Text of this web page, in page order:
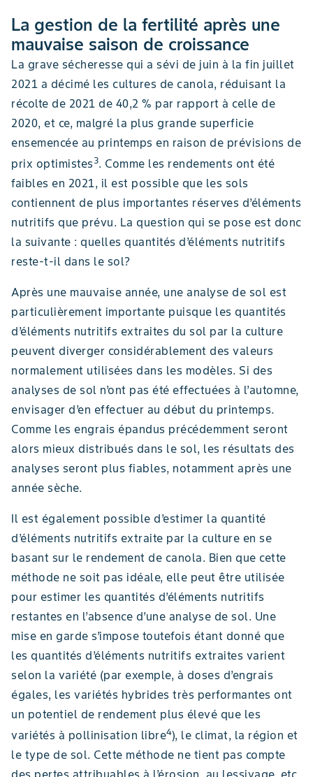
La gestion de la fertilité après une
mauvaise saison de croissance
La grave sécheresse qui a sévi de juin à la fin juillet
2021 a décimé les cultures de canola, réduisant la
récolte de 2021 de 40,2 % par rapport à celle de
2020, et ce, malgré la plus grande superficie
ensemencée au printemps en raison de prévisions de
prix optimistes3. Comme les rendements ont été
faibles en 2021, il est possible que les sols
contiennent de plus importantes réserves d’éléments
nutritifs que prévu. La question qui se pose est donc
la suivante : quelles quantités d’éléments nutritifs
reste-t-il dans le sol?
Après une mauvaise année, une analyse de sol est
particulièrement importante puisque les quantités
d’éléments nutritifs extraites du sol par la culture
peuvent diverger considérablement des valeurs
normalement utilisées dans les modèles. Si des
analyses de sol n’ont pas été effectuées à l’automne,
envisager d’en effectuer au début du printemps.
Comme les engrais épandus précédemment seront
alors mieux distribués dans le sol, les résultats des
analyses seront plus fiables, notamment après une
année sèche.
Il est également possible d’estimer la quantité
d’éléments nutritifs extraite par la culture en se
basant sur le rendement de canola. Bien que cette
méthode ne soit pas idéale, elle peut être utilisée
pour estimer les quantités d’éléments nutritifs
restantes en l’absence d’une analyse de sol. Une
mise en garde s’impose toutefois étant donné que
les quantités d’éléments nutritifs extraites varient
selon la variété (par exemple, à doses d’engrais
égales, les variétés hybrides très performantes ont
un potentiel de rendement plus élevé que les
variétés à pollinisation libre4), le climat, la région et
le type de sol. Cette méthode ne tient pas compte